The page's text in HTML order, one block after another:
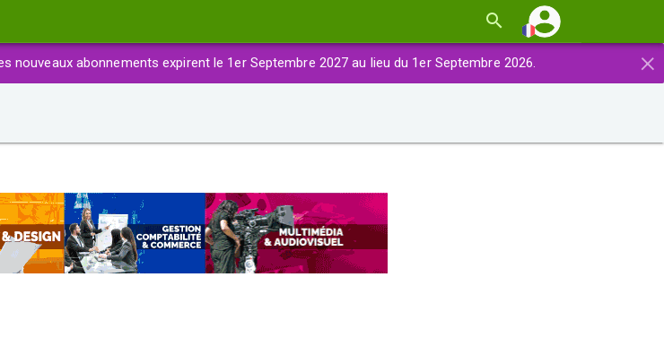
×
nouveaux abonnements expirent le 1er Septembre 2027 au lieu du 1er Septembre 2026.